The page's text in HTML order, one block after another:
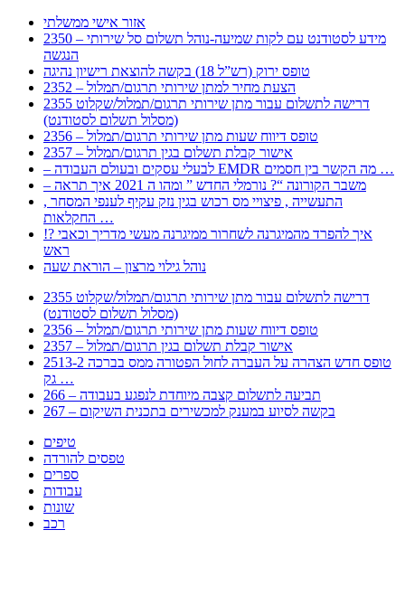
אזור אישי ממשלתי
2350 – מידע לסטודנט עם לקות שמיעה-נוהל תשלום סל שירותי
הנגשה
טופס ירוק (רש”ל 18) בקשה להוצאת רישיון נהיגה
2352 – הצעת מחיר למתן שירותי תרגום/תמלול
2355 דרישה לתשלום עבור מתן שירותי תרגום/תמלול/שקלוט
(מסלול תשלום לסטודנט)
2356 – טופס דיווח שעות מתן שירותי תרגום/תמלול
2357 – אישור קבלת תשלום בגין תרגום/תמלול
– לבעלי עסקים ובעולם העבודה EMDR מה הקשר בין חסמים …
– משבר הקורונה “? נורמלי החדש ” ומהו ה 2021 איך תראה
, התעשייה , פיצויי מס רכוש בגין נזק עקיף לענפי המסחר
החקלאות …
!? איך להפרד מהמיגרנה לשחרור ממיגרנה מעשי מדריך וכאבי
ראש
נוהל גילוי מרצון – הוראת שעה
2355 דרישה לתשלום עבור מתן שירותי תרגום/תמלול/שקלוט
(מסלול תשלום לסטודנט)
2356 – טופס דיווח שעות מתן שירותי תרגום/תמלול
2357 – אישור קבלת תשלום בגין תרגום/תמלול
2513-2 טופס חדש הצהרה על העברה לחול הפטורה ממס בברכה
גק …
266 – תביעה לתשלום קצבה מיוחדת לנפגע בעבודה
267 – בקשה לסיוע במענק למכשירים בתכנית השיקום
טיפים
טפסים להורדה
ספרים
עבודות
שונות
רכב